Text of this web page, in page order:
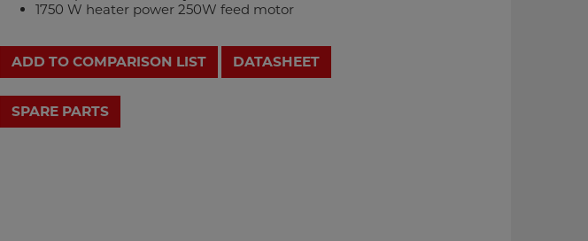
1750 W heater power 250W feed motor
ADD TO COMPARISON LIST DATASHEET